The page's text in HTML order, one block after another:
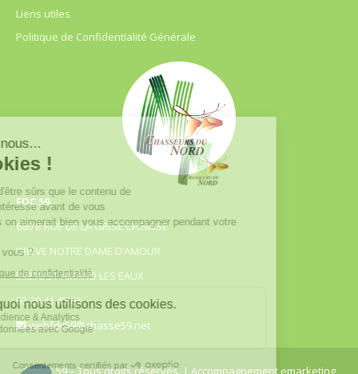
Liens utiles
Politique de Confidentialité Générale
FDC 59
680 B RUE DE LA GRISE CHEMISE
DREVE NOTRE DAME D’AMOUR
59230 ST AMAND LES EAUX
03.20.41.45.63
webfdc59@chasse59.net
© FDC 59 – Tous droits réservés | Accompagnement emarketing